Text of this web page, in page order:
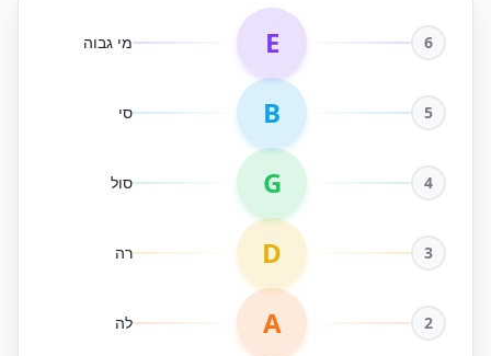
6
E מי גבוה
5
B סי
4
G סול
3
D רה
2
A לה